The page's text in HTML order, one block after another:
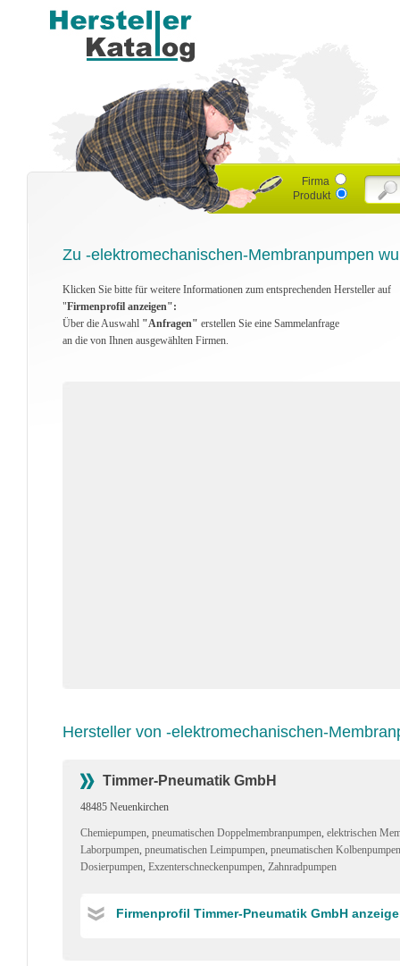
Firma
Produkt
Zu -elektromechanischen-Membranpumpen
Klicken Sie bitte für weitere Informationen zum entsprechenden Hersteller auf
"Firmenprofil anzeigen":
Über die Auswahl "Anfragen" erstellen Sie eine Sammelanfrage
an die von Ihnen ausgewählten Firmen.
Hersteller von -elektromechanischen-
Timmer-Pneumatik GmbH
48485 Neuenkirchen
Chemiepumpen, pneumatischen Doppelmembranpumpen, elektrischen
Laborpumpen, pneumatischen Leimpumpen, pneumatischen Kolbenpumpen
Dosierpumpen, Exzenterschneckenpumpen, Zahnradpumpen
Firmenprofil Timmer-Pneumatik GmbH